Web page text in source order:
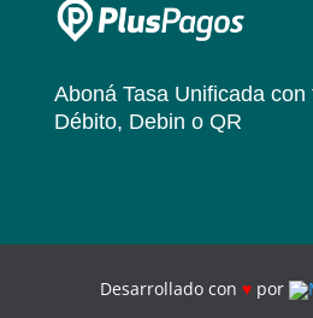
Aboná Tasa Unificadacon
Débito, Debin o QR
Desarrollado con ♥ por